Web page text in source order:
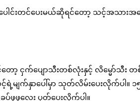
ပေါင်းတင်ပေးမယ်ဆိုရင်တော့ သင့်အသား
င်တော့ ငှက်ပျောသီးတစ်လုံးနှင့် လိမ္မော်
ရဲ့မျက်နှာပေါ်မှာ သုတ်လိမ်းပေးလိုက်ပါ။ ၁
ခပ်ဖွဖွလေး ပုတ်ပေးလိုက်ပါ။